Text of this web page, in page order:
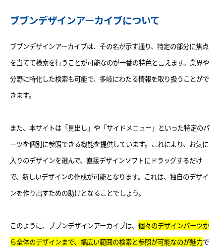
ブブンデザインアーカイブについて
ブブンデザインアーカイブは、その名が示す通り、特定の部分に焦点
を当てて検索を行うことが可能なのが一番の特色と言えます。業界や
分野に特化した検索も可能で、多岐にわたる情報を取り扱うことがで
きます。
また、本サイトは「見出し」や「サイドメニュー」といった特定のパ
ーツを個別に参照できる機能を提供しています。これにより、お気に
入りのデザインを選んで、直接デザインソフトにドラッグするだけ
で、新しいデザインの作成が可能となります。これは、独自のデザイ
ンを作り出すための助けとなることでしょう。
このように、ブブンデザインアーカイブは、 個々のデザインパーツか
ら全体のデザインまで、幅広い範囲の検索と参照が可能なのが魅力で